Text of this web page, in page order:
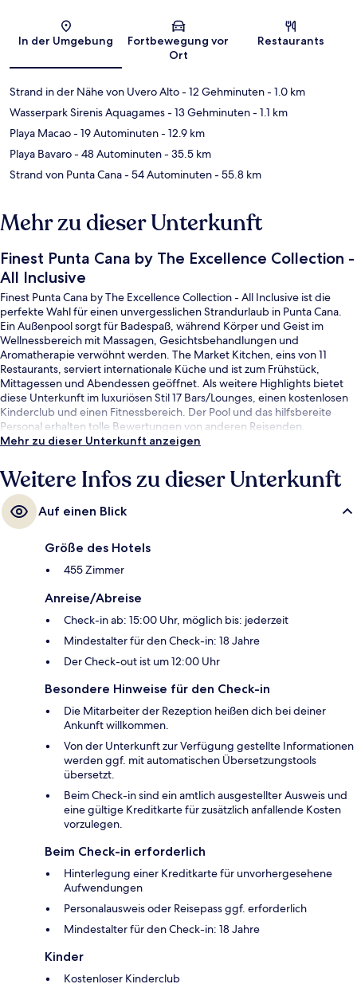
Karte
In der Umgebung
Fortbewegung vor
Ort
Restaurants
Strand in der Nähe von Uvero Alto- 12 Gehminuten- 1.0 km
Wasserpark Sirenis Aquagames- 13 Gehminuten- 1.1 km
Playa Macao- 19 Autominuten- 12.9 km
Playa Bavaro- 48 Autominuten- 35.5 km
Strand von Punta Cana- 54 Autominuten- 55.8 km
Mehr zu dieser Unterkunft
Finest Punta Cana by The Excellence Collection -
All Inclusive
Finest Punta Cana by The Excellence Collection - All Inclusive ist die
perfekte Wahl für einen unvergesslichen Strandurlaub in Punta Cana.
Ein Außenpool sorgt für Badespaß, während Körper und Geist im
Wellnessbereich mit Massagen, Gesichtsbehandlungen und
Aromatherapie verwöhnt werden. The Market Kitchen, eins von 11
Restaurants, serviert internationale Küche und ist zum Frühstück,
Mittagessen und Abendessen geöffnet. Als weitere Highlights bietet
diese Unterkunft im luxuriösen Stil 17 Bars/Lounges, einen kostenlosen
Kinderclub und einen Fitnessbereich. Der Pool und das hilfsbereite
Personal erhalten tolle Bewertungen von anderen Reisenden.
Mehr zu dieser Unterkunft anzeigen
Weitere Infos zu dieser Unterkunft
Auf einen Blick
Größe des Hotels
455 Zimmer
Anreise/Abreise
Check-in ab: 15:00 Uhr, möglich bis: jederzeit
Mindestalter für den Check-in: 18 Jahre
Der Check-out ist um 12:00 Uhr
Besondere Hinweise für den Check-in
Die Mitarbeiter der Rezeption heißen dich bei deiner
Ankunft willkommen.
Von der Unterkunft zur Verfügung gestellte Informationen
werden ggf. mit automatischen Übersetzungstools
übersetzt.
Beim Check-in sind ein amtlich ausgestellter Ausweis und
eine gültige Kreditkarte für zusätzlich anfallende Kosten
vorzulegen.
Beim Check-in erforderlich
Hinterlegung einer Kreditkarte für unvorhergesehene
Aufwendungen
Personalausweis oder Reisepass ggf. erforderlich
Mindestalter für den Check-in: 18 Jahre
Kinder
Kostenloser Kinderclub